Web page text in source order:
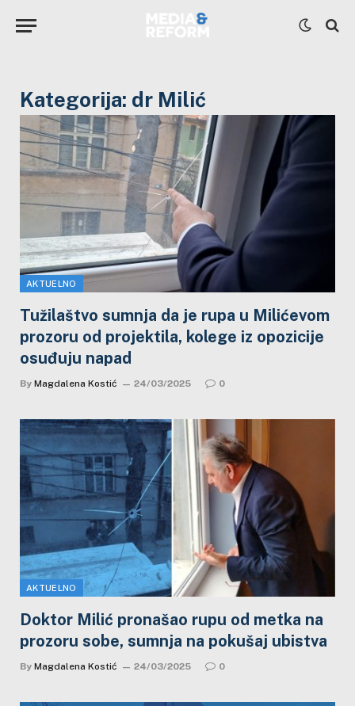
Kategorija: dr Milić
AKTUELNO
Tužilaštvo sumnja da je rupa u Milićevom
prozoru od projektila, kolege iz opozicije
osuđuju napad
By Magdalena Kostić 24/03/2025 0
AKTUELNO
Doktor Milić pronašao rupu od metka na
prozoru sobe, sumnja na pokušaj ubistva
By Magdalena Kostić 24/03/2025 0